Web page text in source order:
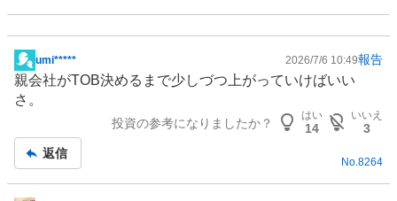
掲
示
板
umi***** 2026/7/6 10:49報告
親会社がTOB決めるまで少しづつ上がっていけばいい
さ。
投資の参考になりましたか？
はい
14
いいえ
3
返信
No.8264